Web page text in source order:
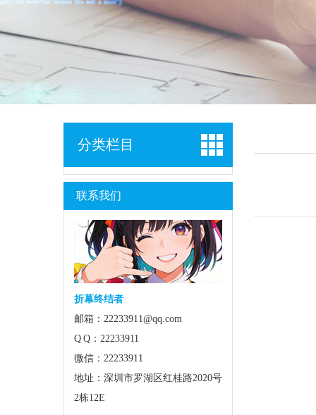
分类栏目
联系我们
折幕终结者
邮箱：22233911@qq.com
Q Q：22233911
微信：22233911
地址：深圳市罗湖区红桂路2020号
2栋12E